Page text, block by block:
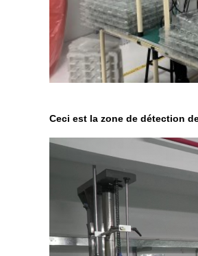
Ceci est la zone de détection